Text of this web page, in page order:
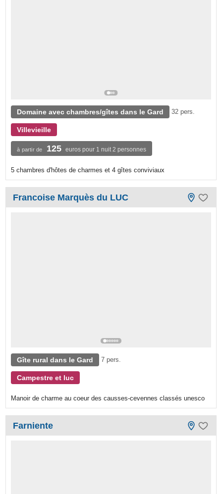
Domaine avec chambres/gîtes dans le Gard 32 pers.
Villevieille
à partir de 125 euros pour 1 nuit 2 personnes
5 chambres d'hôtes de charmes et 4 gîtes conviviaux
Francoise Marquès du LUC
Gîte rural dans le Gard 7 pers.
Campestre et luc
Manoir de charme au coeur des causses-cevennes classés unesco
Farniente